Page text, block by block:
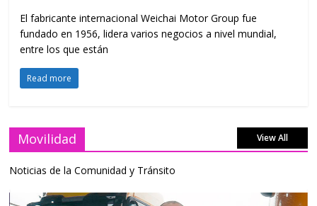
El fabricante internacional Weichai Motor Group fue
fundado en 1956, lidera varios negocios a nivel mundial,
entre los que están
Read more
Movilidad View All
Noticias de la Comunidad y Tránsito